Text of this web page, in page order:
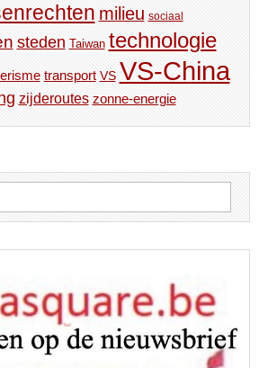
milieu sociaal
steden Taiwan technologie
transport VS VS-China
zijderoutes zonne-energie